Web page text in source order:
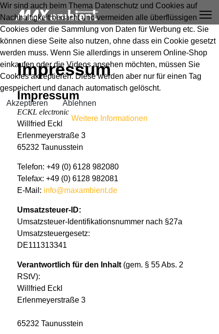
Impressum
Impressum
ECKL electronic
Willfried Eckl
Erlenmeyerstraße 3
65232 Taunusstein
Telefon: +49 (0) 6128 982080
Telefax: +49 (0) 6128 982081
E-Mail: info@maxambient.de
Umsatzsteuer-ID:
Umsatzsteuer-Identifikationsnummer nach §27a
Umsatzsteuergesetz:
DE111313341
Verantwortlich für den Inhalt (gem. § 55 Abs. 2
RStV):
Willfried Eckl
Erlenmeyerstraße 3
65232 Taunusstein
Wir sind auch beim Thema Datenschutz und Cookies auf
Nachhaltigkeit bedacht und vermeiden alle überflüssigen
Cookies oder die Sammlung von Daten für Werbung etc. Sie
können diese Seite also nutzen, ohne dass ein Cookie gesetzt
werden muss. Wenn Sie allerdings in unserem Online-Shop
einkaufen oder die Videos ansehen möchten, müssen Sie
Cookies akzeptieren. Diese werden aber nur für einen Tag
gespeichert und danach automatisch gelöscht.
Akzeptieren
Ablehnen
Weitere Informationen